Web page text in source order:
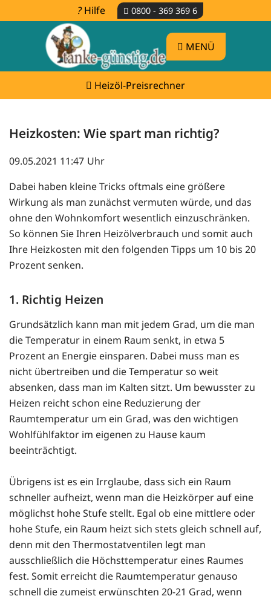
Hilfe 0800 - 369 369 6
MENÜ
Heizöl-Preisrechner
Heizkosten: Wie spart man richtig?
09.05.2021 11:47
Dabei haben kleine Tricks oftmals eine größere
Wirkung als man zunächst vermuten würde, und das
ohne den Wohnkomfort wesentlich einzuschränken.
So können Sie Ihren Heizölverbrauch und somit auch
Ihre Heizkosten mit den folgenden Tipps um 10 bis 20
Prozent senken.
1. Richtig Heizen
Grundsätzlich kann man mit jedem Grad, um die man
die Temperatur in einem Raum senkt, in etwa 5
Prozent an Energie einsparen. Dabei muss man es
nicht übertreiben und die Temperatur so weit
absenken, dass man im Kalten sitzt. Um bewusster zu
Heizen reicht schon eine Reduzierung der
Raumtemperatur um ein Grad, was den wichtigen
Wohlfühlfaktor im eigenen zu Hause kaum
beeinträchtigt.
Übrigens ist es ein Irrglaube, dass sich ein Raum
schneller aufheizt, wenn man die Heizkörper auf eine
möglichst hohe Stufe stellt. Egal ob eine mittlere oder
hohe Stufe, ein Raum heizt sich stets gleich schnell auf,
denn mit den Thermostatventilen legt man
ausschließlich die Höchsttemperatur eines Raumes
fest. Somit erreicht die Raumtemperatur genauso
schnell die zumeist erwünschten 20-21 Grad, wenn